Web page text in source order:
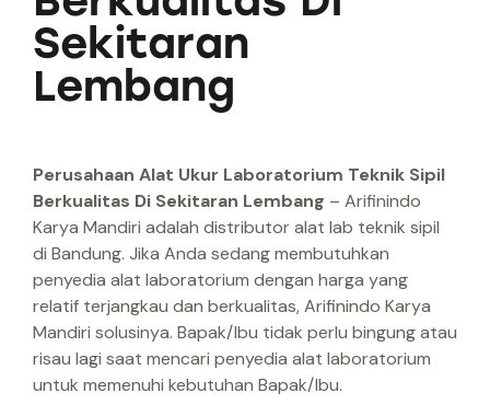
Sekitaran
Lembang
Perusahaan Alat Ukur Laboratorium Teknik Sipil
Berkualitas Di Sekitaran Lembang – Arifinindo
Karya Mandiri adalah distributor alat lab teknik sipil
di Bandung. Jika Anda sedang membutuhkan
penyedia alat laboratorium dengan harga yang
relatif terjangkau dan berkualitas, Arifinindo Karya
Mandiri solusinya. Bapak/Ibu tidak perlu bingung atau
risau lagi saat mencari penyedia alat laboratorium
untuk memenuhi kebutuhan Bapak/Ibu.